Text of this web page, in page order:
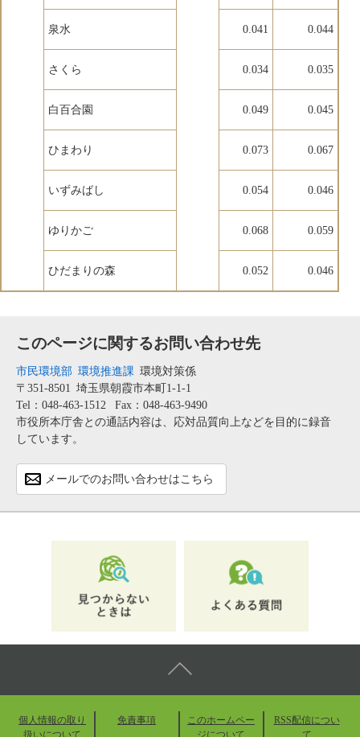
泉水 0.041 0.044
さくら 0.034 0.035
白百合園 0.049 0.045
ひまわり 0.073 0.067
いずみばし 0.054 0.046
ゆりかご 0.068 0.059
ひだまりの森 0.052 0.046
このページに関するお問い合わせ先
市民環境部 環境推進課 環境対策係
〒351-8501 埼玉県朝霞市本町1-1-1
Tel：048-463-1512
Fax：048-463-9490
市役所本庁舎との通話内容は、応対品質向上などを目的に録音
しています。
メールでのお問い合わせはこちら
個人情報の取り
扱いについて
免責事項
このホームペー
ジについて
RSS配信につい
て